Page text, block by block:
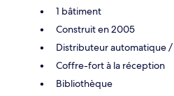
1 bâtiment
Construit en 2005
Distributeur automatique /
Coffre-fort à la réception
Bibliothèque